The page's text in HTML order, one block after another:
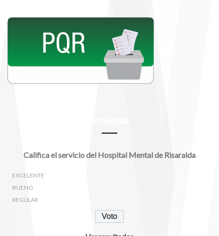
Califica el servicio del Hospital Mental de Risaralda
EXCELENTE
BUENO
REGULAR